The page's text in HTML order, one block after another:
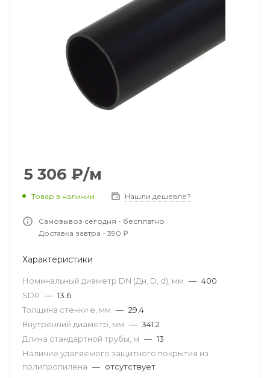
5 306 ₽/м
Товар в наличии Нашли дешевле?
Самовывоз сегодня - бесплатно
Доставка завтра - 390 ₽
Характеристики
Номинальный диаметр DN (Дн, D, d), мм — 400
SDR — 13.6
Толщина стенки e, мм — 29.4
Внутренний диаметр, мм — 341.2
Длина стандартной трубы, м — 13
Наличие удаляемого защитного покрытия из
полипропилена — отсутствует